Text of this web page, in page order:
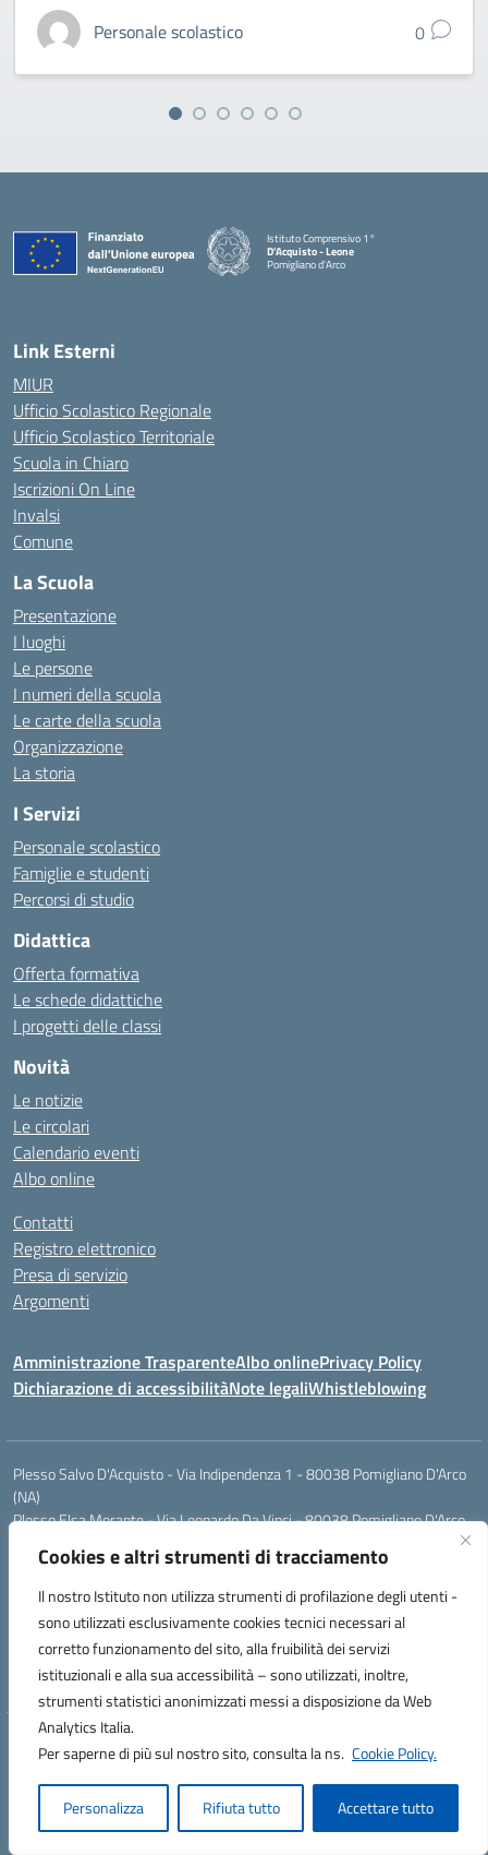
Cookies e altri strumenti di tracciamento
Il nostro Istituto non utilizza strumenti di profilazione degli utenti -
sono utilizzati esclusivamente cookies tecnici necessari al
corretto funzionamento del sito, alla fruibilità dei servizi
istituzionali e alla sua accessibilità – sono utilizzati, inoltre,
strumenti statistici anonimizzati messi a disposizione da Web
Analytics Italia.
Per saperne di più sul nostro sito, consulta la ns. Cookie Policy.
Personalizza Rifiuta tutto Accettare tutto
Personale scolastico 0
Istituto Comprensivo 1°
D'Acquisto - Leone
Pomigliano d'Arco
— Visita la pagina iniziale della scuola
Link Esterni
MIUR
Ufficio Scolastico Regionale
Ufficio Scolastico Territoriale
Scuola in Chiaro
Iscrizioni On Line
Invalsi
Comune
La Scuola
Presentazione
I luoghi
Le persone
I numeri della scuola
Le carte della scuola
Organizzazione
La storia
I Servizi
Personale scolastico
Famiglie e studenti
Percorsi di studio
Didattica
Offerta formativa
Le schede didattiche
I progetti delle classi
Novità
Le notizie
Le circolari
Calendario eventi
Albo online
Contatti
Registro elettronico
Presa di servizio
Argomenti
Amministrazione TrasparenteAlbo onlinePrivacy Policy
Dichiarazione di accessibilitàNote legaliWhistleblowing
Plesso Salvo D'Acquisto - Via Indipendenza 1 - 80038 Pomigliano D'Arco
(NA)
Plesso Elsa Morante - Via Leonardo Da Vinci - 80038 Pomigliano D'Arco
Plesso Leone - Via Pascoli - 80038 Pomigliano D'Arco (NA)
Tel.:0813177304 - Mail: naic8g1003@istruzione.it - Pec:
Codice Univoco ufficio: UIECQ7
codice Meccanografico: NAIC8G1003
Codice Fiscale: 93076670632
Hosting & Powered by 3D Solution S.r.l.
Concept & Design by Designers Italia